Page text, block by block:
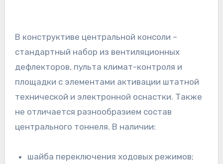
В конструктиве центральной консоли –
стандартный набор из вентиляционных
дефлекторов, пульта климат-контроля и
площадки с элементами активации штатной
технической и электронной оснастки. Также
не отличается разнообразием состав
центрального тоннеля. В наличии:
шайба переключения ходовых режимов;